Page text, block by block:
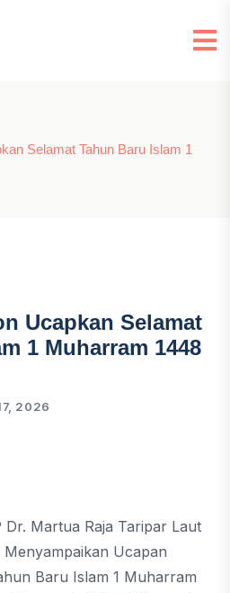
Selamat Tahun Baru Islam 1
Ucapkan Selamat
1 Muharram 1448
2026
Dr. Martua Raja Taripar Laut
Ucapan
Baru Islam 1 Muharram